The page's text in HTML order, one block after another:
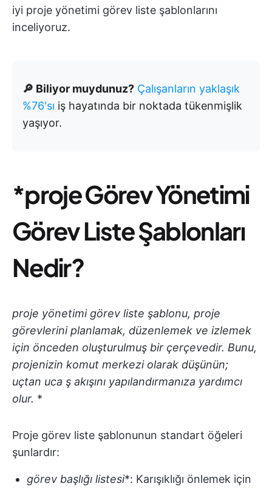
iyi proje yönetimi görev liste şablonlarını
inceliyoruz.
🔎 Biliyor muydunuz? Çalışanların yaklaşık
%76'sı iş hayatında bir noktada tükenmişlik
yaşıyor.
*proje Görev Yönetimi
Görev Liste Şablonları
Nedir?
proje yönetimi görev liste şablonu, proje
görevlerini planlamak, düzenlemek ve izlemek
için önceden oluşturulmuş bir çerçevedir. Bunu,
projenizin komut merkezi olarak düşünün;
uçtan uca ş akışını yapılandırmanıza yardımcı
olur. *
Proje görev liste şablonunun standart öğeleri
şunlardır:
görev başlığı listesi*: Karışıklığı önlemek için